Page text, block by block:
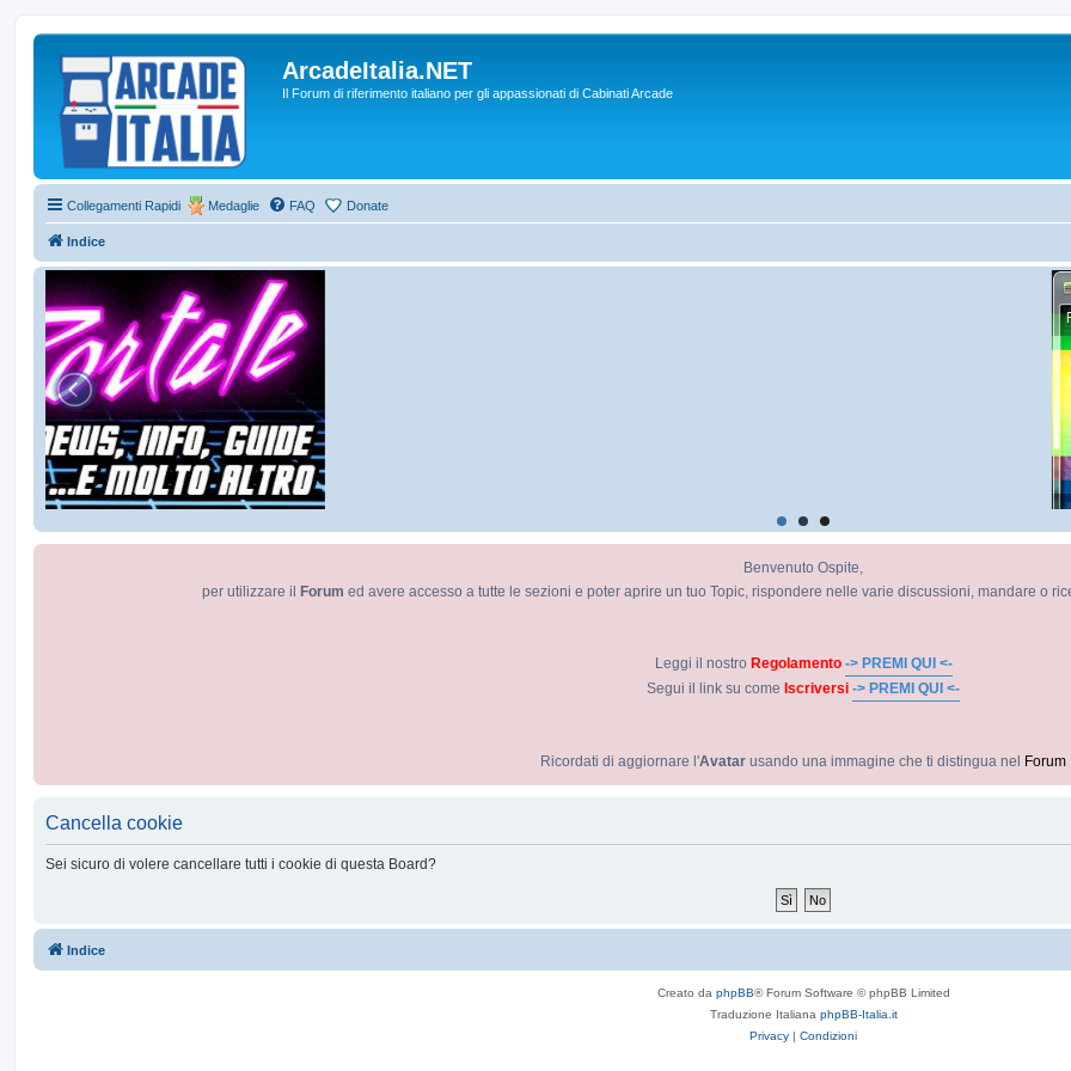
ArcadeItalia.NET
Il Forum di riferimento italiano per gli appassionati di Cabinati Arcade
Collegamenti Rapidi Medaglie FAQ Donate
Indice
Benvenuto Ospite,
per utilizzare il
Forum ed avere accesso a tutte le sezioni e poter aprire un tuo Topic, rispondere nelle varie discussioni, mandare o
Leggi il nostro Regolamento -> PREMI QUI <-
Segui il link su come Iscriversi -> PREMI QUI <-
Ricordati di aggiornare l'Avatar usando una immagine che ti distingua nel Forum
Cancella cookie
Sei sicuro di volere cancellare tutti i cookie di questa Board?
Indice
Creato da phpBB® Forum Software © phpBB Limited
Traduzione Italiana phpBB-Italia.it
Privacy | Condizioni